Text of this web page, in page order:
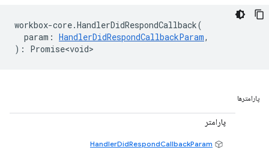
workbox-core.HandlerDidRespondCallback(
param : HandlerDidRespondCallbackParam,
) : Promise<void>
پارامترها
پارامتر
HandlerDidRespondCallbackParam